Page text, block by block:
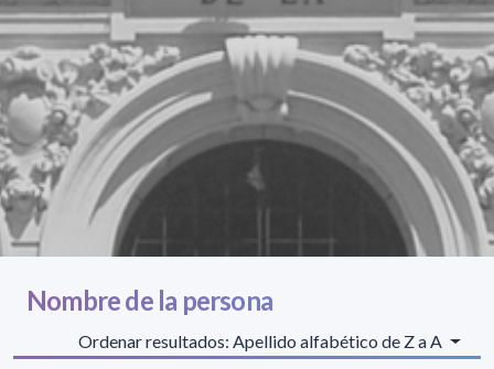
Nombre de la persona
Ordenar resultados: Apellido alfabético de Z a A